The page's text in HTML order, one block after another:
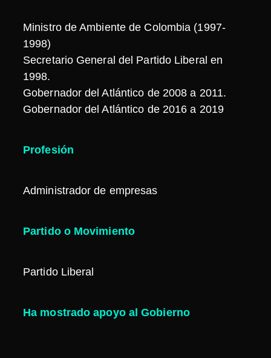
Ministro de Ambiente de Colombia (1997-
1998)
Secretario General del Partido Liberal en
1998.
Gobernador del Atlántico de 2008 a 2011.
Gobernador del Atlántico de 2016 a 2019
Profesión
Administrador de empresas
Partido o Movimiento
Partido Liberal
Ha mostrado apoyo al Gobierno